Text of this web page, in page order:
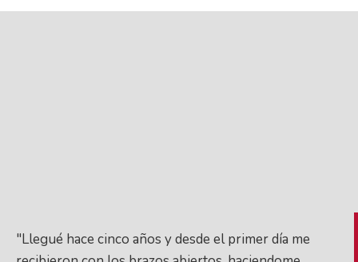
"Llegué hace cinco años y desde el primer día me